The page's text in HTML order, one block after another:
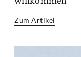
Zum Artikel